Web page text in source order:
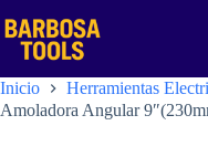
al
contenido
Inicio Herramientas
Amoladora Angular